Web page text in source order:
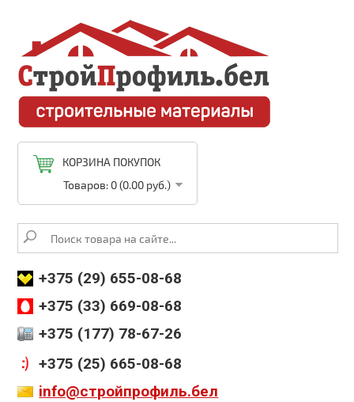
КОРЗИНА ПОКУПОК
Товаров: 0 (0.00 руб.)
+375 (29) 655-08-68
+375 (33) 669-08-68
+375 (177) 78-67-26
+375 (25) 665-08-68
info@стройпрофиль.бел